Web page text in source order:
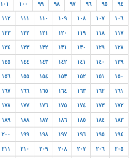
٩٤ ٩٥ ٩٦ ٩٧ ٩٨ ٩٩ ١٠٠ ١٠١
١٠٦ ١٠٧ ١٠٨ ١٠٩ ١١٠ ١١١ ١١٢
١١٧ ١١٨ ١١٩ ١٢٠ ١٢١ ١٢٢ ١٢٣
١٢٨ ١٢٩ ١٣٠ ١٣١ ١٣٢ ١٣٣ ١٣٤
١٣٩ ١٤٠ ١٤١ ١٤٢ ١٤٣ ١٤٤ ١٤٥
١٥٠ ١٥١ ١٥٢ ١٥٣ ١٥٤ ١٥٥ ١٥٦
١٦١ ١٦٢ ١٦٣ ١٦٤ ١٦٥ ١٦٦ ١٦٧
١٧٢ ١٧٣ ١٧٤ ١٧٥ ١٧٦ ١٧٧ ١٧٨
١٨٣ ١٨٤ ١٨٥ ١٨٦ ١٨٧ ١٨٨ ١٨٩
١٩٤ ١٩٥ ١٩٦ ١٩٧ ١٩٨ ١٩٩ ٢٠٠
٢٠٥ ٢٠٦ ٢٠٧ ٢٠٨ ٢٠٩ ٢١٠ ٢١١